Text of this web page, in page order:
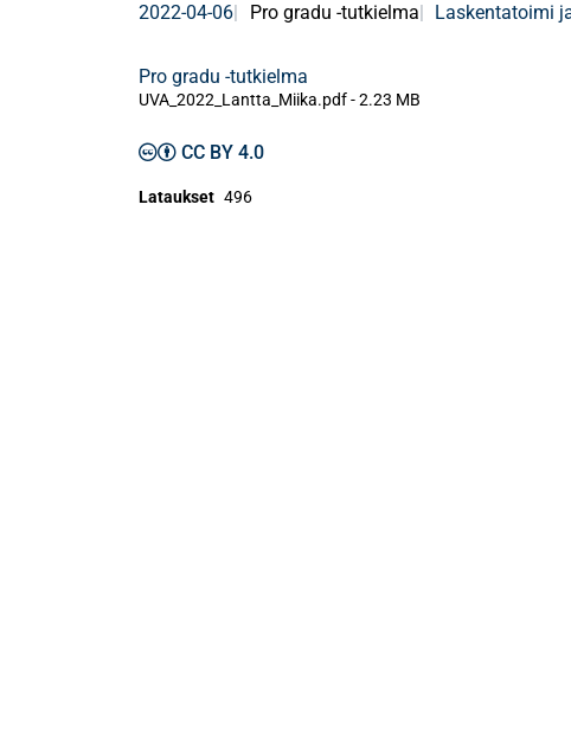
2022-04-06
Pro gradu -tutkielma Laskentatoimi
Pro gradu -tutkielma
UVA_2022_Lantta_Miika.pdf -2.23 MB
CC BY 4.0
Lataukset 496